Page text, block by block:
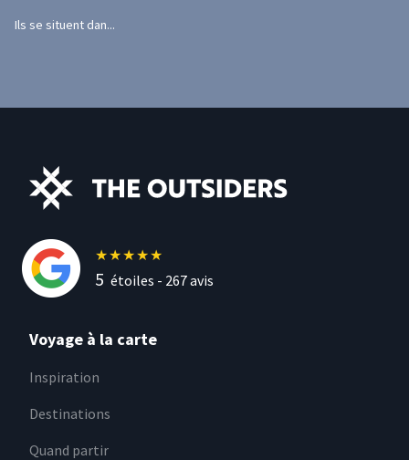
Ils se situent dan...
★★★★★
5 étoiles - 267avis
Voyage à la carte
Inspiration
Destinations
Quand partir